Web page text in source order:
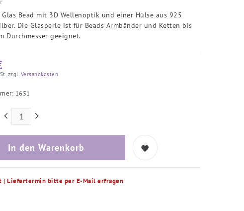
Glas Bead mit 3D Wellenoptik und einer Hülse aus 925
Die Glasperle ist für Beads Armbänder und Ketten bis
Durchmesser geeignet.
zzgl.Versandkosten
1651
In den Warenkorb
| Liefertermin bitte per E-Mail erfragen